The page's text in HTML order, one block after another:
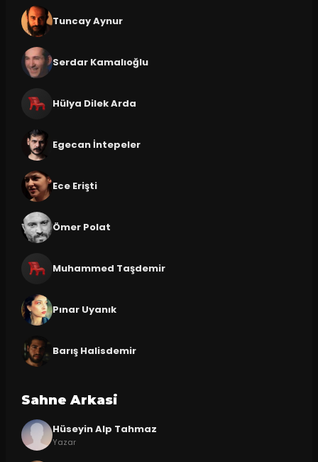
Tuncay Aynur
Serdar Kamalıoğlu
Hülya Dilek Arda
Egecan İntepeler
Ece Erişti
Ömer Polat
Muhammed Taşdemir
Pınar Uyanık
Barış Halisdemir
Sahne Arkasi
Hüseyin Alp Tahmaz
Yazar